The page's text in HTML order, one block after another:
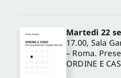
Martedì 22
17.00, Sala
– Roma.
ORDINE E